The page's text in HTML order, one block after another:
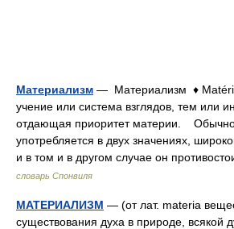
Материализм — Материализм ♦
учение или система взглядов, тем или
отдающая приоритет материи.
употребляется в двух значениях,
и в том и в другом случае он
словарь Спонвиля
МАТЕРИАЛИЗМ — (от лат. materia
существования духа в природе, всякой